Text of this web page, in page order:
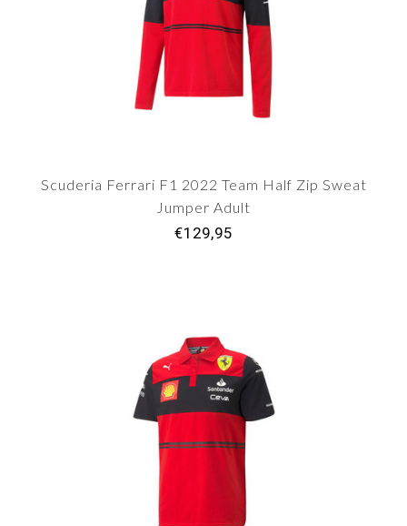
Scuderia Ferrari F1 2022 Team Half Zip Sweat
Jumper Adult
€129,95